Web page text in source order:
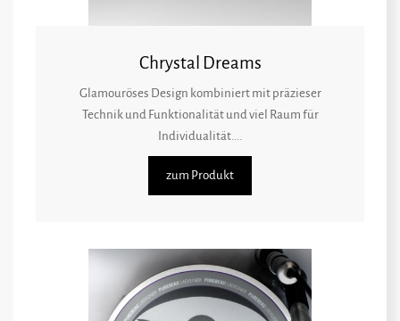
Chrystal Dreams
Glamouröses Design kombiniert mit präzieser
Technik und Funktionalität und viel Raum für
Individualität....
zum Produkt